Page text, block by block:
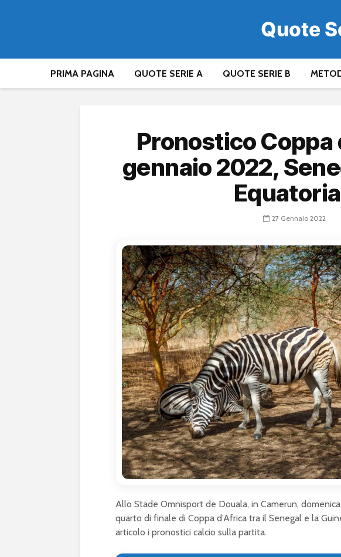
Quote
PRIMA PAGINA QUOTE SERIE A QUOTE SERIE B
Pronostico Coppa
gennaio 2022,
27 Gennaio 2022
Allo Stade Omnisport de Douala, in Camerun,
quarto di finale di Coppa d’Africa tra il Senegal e la
articolo i pronostici calcio sulla partita.